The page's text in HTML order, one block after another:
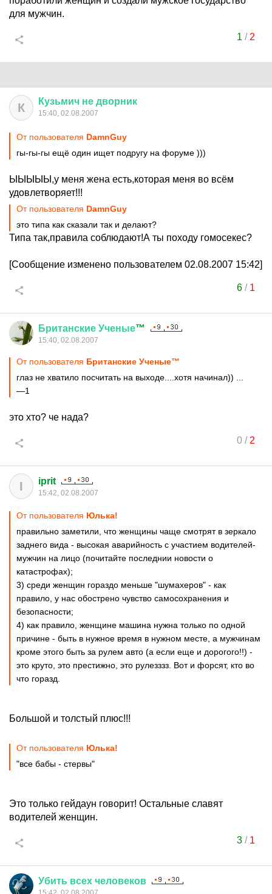
для мужчин.
1 / 2
К Кузьмич не дворник
15:40, 02.08.2007
От пользователя DamnGuy
гы-гы-гы ещё один ищет подругу на форуме )))
ЫЫЫЫЫ,у меня жена есть,которая меня во всём
удовлетворяет!!!
От пользователя DamnGuy
это типа как сказали так и делают?
Типа так,правила соблюдают!А ты походу гомосекес?
[Сообщение изменено пользователем 02.08.2007 15:42]
6/ 1
Британские Ученые™
15:40, 02.08.2007
От пользователя Британские Ученые™
глаз не хватило посчитать на выходе....хотя начинал)) ...
—1
это хто? че нада?
0/ 2
I iprit
15:42, 02.08.2007
От пользователя Юлька!
правильно заметили, что женщины чаще смотрят в зеркало
заднего вида - высокая аварийность с участием водителей-
мужчин на лицо (почитайте последнии новости о
катастрофах);
3) среди женщин гораздо меньше "шумахеров" - как
правило, у нас обострено чувство самосохранения и
безопасности;
4) как правило, женщине машина нужна только по одной
причине - быть в нужное время в нужном месте, а мужчинам
кроме этого быть за рулем авто (а если еще и дорогого!!) -
это круто, это престижно, это рулезззз. Вот и форсят, кто во
что горазд.
Большой и толстый плюс!!!
От пользователя Юлька!
"все бабы - стервы"
Это только гейдаун говорит! Остальные славят
водителей женщин.
3/ 1
Убить всех человеков